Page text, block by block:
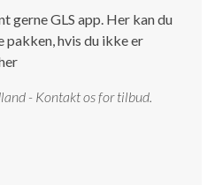
gerne GLS app. Her kan du
hvis du ikke er
- Kontakt os for tilbud.